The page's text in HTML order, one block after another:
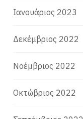
Ιανουάριος 2023
Δεκέμβριος 2022
Νοέμβριος 2022
Οκτώβριος 2022